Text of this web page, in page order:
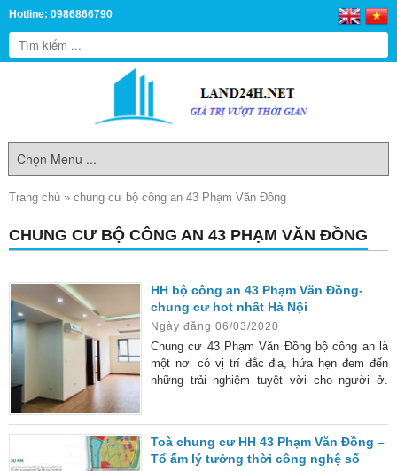
Hotline: 0986866790
Trang chủ » chung cư bộ công an 43 Phạm Văn Đồng
CHUNG CƯ BỘ CÔNG AN 43 PHẠM VĂN ĐỒNG
HH bộ công an 43 Phạm Văn Đồng-
chung cư hot nhất Hà Nội
Ngày đăng 06/03/2020
Chung cư 43 Phạm Văn Đồng bộ công an là
một nơi có vị trí đắc địa, hứa hẹn đem đến
những trải nghiệm tuyệt vời cho người ở.
minh, tất cả các căn hộ của chung cư luôn
đem lại cảm giác thoáng mát nhưng vẫn ấm
Toà chung cư HH 43 Phạm Văn Đồng –
Tổ ấm lý tưởng thời công nghệ số